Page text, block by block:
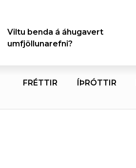
Viltu benda á áhugavert
umfjöllunarefni?
FRÉTTIR ÍÞRÓTTIR